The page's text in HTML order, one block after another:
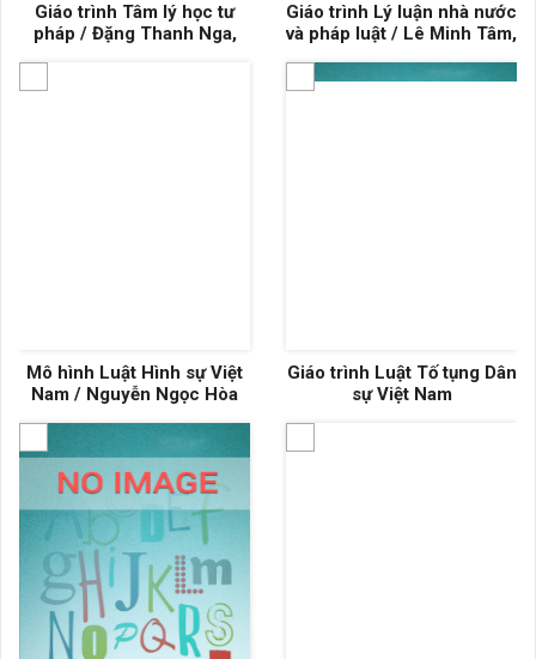
Giáo trình Tâm lý học tư
pháp / Đặng Thanh Nga,
Giáo trình Lý luận nhà nước
và pháp luật / Lê Minh Tâm,
Hồng Hạnh
Mô hình Luật Hình sự Việt
Nam / Nguyễn Ngọc Hòa
Giáo trình Luật Tố tụng Dân
sự Việt Nam